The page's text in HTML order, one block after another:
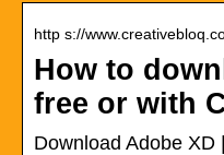
http s://
How to
free or with
Download Adobe XD